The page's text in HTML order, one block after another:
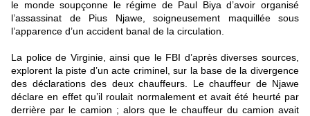
le monde soupçonne le régime de Paul Biya d’avoir organisé
l’assassinat de Pius Njawe, soigneusement maquillée sous
l’apparence d’un accident banal de la circulation.
La police de Virginie, ainsi que le FBI d’après diverses sources,
explorent la piste d’un acte criminel, sur la base de la divergence
des déclarations des deux chauffeurs. Le chauffeur de Njawe
déclare en effet qu’il roulait normalement et avait été heurté par
derrière par le camion ; alors que le chauffeur du camion avait